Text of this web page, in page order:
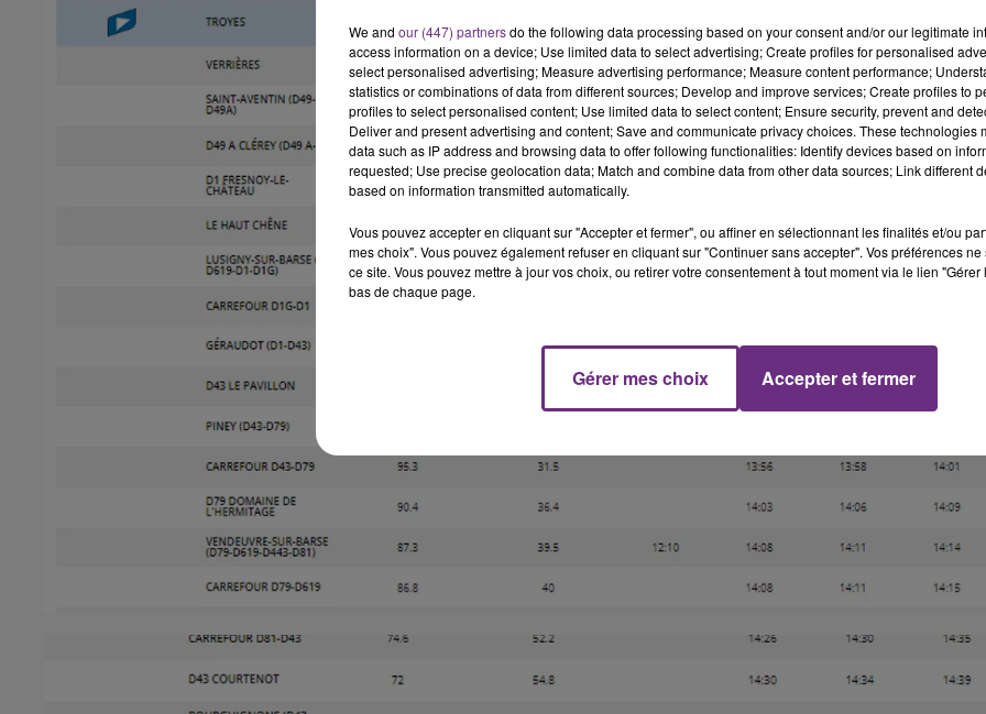
We and our (447) partnersdo the following data processing based on your consent and/or our legitimate
access information on a device; Use limited data to select advertising; Create profiles for personalised
select personalised advertising; Measure advertising performance; Measure content performance;
statistics or combinations of data from different sources; Develop and improve services; Create profiles to
profiles to select personalised content; Use limited data to select content; Ensure security, prevent and
Deliver and present advertising and content; Save and communicate privacy choices. These technologies
data such as IP address and browsing data to offer following functionalities: Identify devices based on
requested; Use precise geolocation data; Match and combine data from other data sources; Link different
based on information transmitted automatically.
Vous pouvez accepter en cliquant sur "Accepter et fermer", ou affiner en sélectionnant les finalités et/ou
mes choix". Vous pouvez également refuser en cliquant sur "Continuer sans accepter". Vos préférences
ce site. Vous pouvez mettre à jour vos choix, ou retirer votre consentement à tout moment via le lien
bas de chaque page.
Gérer mes choix Accepter et fermer